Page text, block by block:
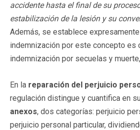
accidente hasta el final de su
estabilización de la lesión y su
Además, se establece
indemnización por este concepto es
indemnización por secuelas y
En la reparación del perjuicio
regulación distingue y cuantifica en su
anexos, dos categorías: perjuicio
perjuicio personal particular,